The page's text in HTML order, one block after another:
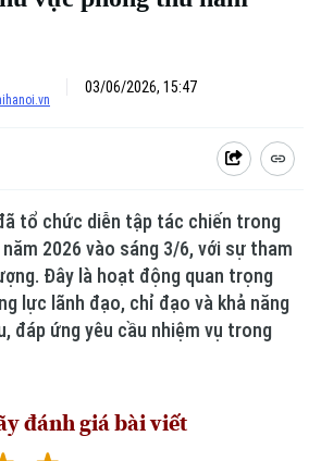
03/06/2026, 15:47
tổ chức diễn tập tác chiến trong
2026 vào sáng 3/6, với sự tham
Đây là hoạt động quan trọng
lực lãnh đạo, chỉ đạo và khả năng
đáp ứng yêu cầu nhiệm vụ trong
đánh giá bài viết